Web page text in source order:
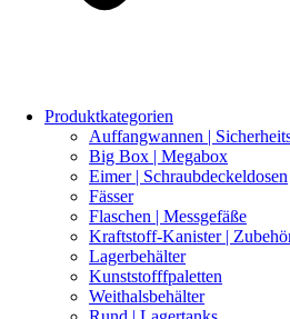
Produktkategorien
Auffangwannen |
Big Box | Megabox
Eimer | Schraubdeckeldosen
Fässer
Flaschen | Messgefäße
Kraftstoff-Kanister |
Lagerbehälter
Kunststofffpaletten
Weithalsbehälter